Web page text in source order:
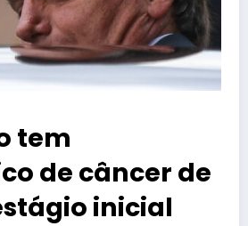
tem
de câncer de
inicial